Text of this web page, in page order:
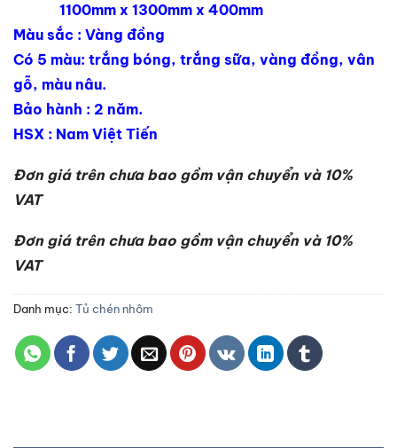
1100mm x 1300mm x 400mm
Màu sắc : Vàng đồng
Có 5 màu: trắng bóng, trắng sữa, vàng đồng, vân
gỗ, màu nâu.
Bảo hành : 2 năm.
HSX : Nam Việt Tiến
Đơn giá trên chưa bao gồm vận chuyển và 10%
VAT
Đơn giá trên chưa bao gồm vận chuyển và 10%
VAT
Danh mục: Tủ chén nhôm